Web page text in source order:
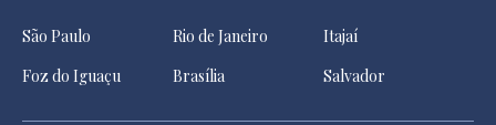
São Paulo Rio de Janeiro
Itajaí
Foz do Iguaçu
Brasília Salvador